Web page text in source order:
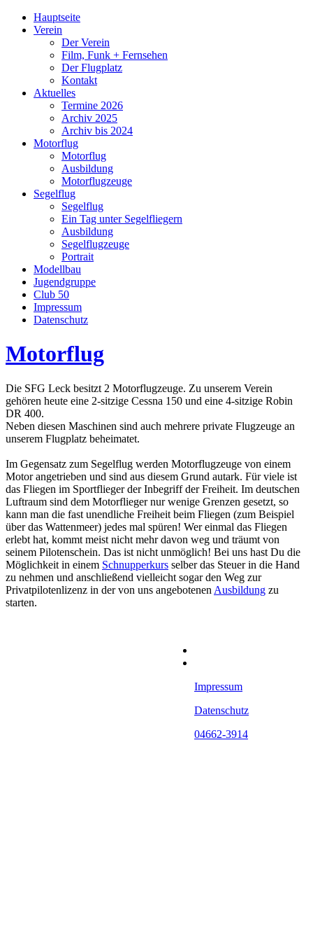
Hauptseite
Verein
Der Verein
Film, Funk + Fernsehen
Der Flugplatz
Kontakt
Aktuelles
Termine 2026
Archiv 2025
Archiv bis 2024
Motorflug
Motorflug
Ausbildung
Motorflugzeuge
Segelflug
Segelflug
Ein Tag unter Segelfliegern
Ausbildung
Segelflugzeuge
Portrait
Modellbau
Jugendgruppe
Club 50
Impressum
Datenschutz
Motorflug
Die SFG Leck besitzt 2 Motorflugzeuge. Zu unserem Verein
gehören heute eine 2-sitzige Cessna 150 und eine 4-sitzige Robin
DR 400.
Neben diesen Maschinen sind auch mehrere private Flugzeuge an
unserem Flugplatz beheimatet.
Im Gegensatz zum Segelflug werden Motorflugzeuge von einem
Motor angetrieben und sind aus diesem Grund autark. Für viele ist
das Fliegen im Sportflieger der Inbegriff der Freiheit. Im deutschen
Luftraum sind dem Motorflieger nur wenige Grenzen gesetzt, so
kann man die fast unendliche Freiheit beim Fliegen (zum Beispiel
über das Wattenmeer) jedes mal spüren! Wer einmal das Fliegen
erlebt hat, kommt meist nicht mehr davon weg und träumt von
seinem Pilotenschein. Das ist nicht unmöglich! Bei uns hast Du die
Möglichkeit in einem Schnupperkurs selber das Steuer in die Hand
zu nehmen und anschließend vielleicht sogar den Weg zur
Privatpilotenlizenz in der von uns angebotenen Ausbildung zu
starten.
Impressum
Datenschutz
04662-3914